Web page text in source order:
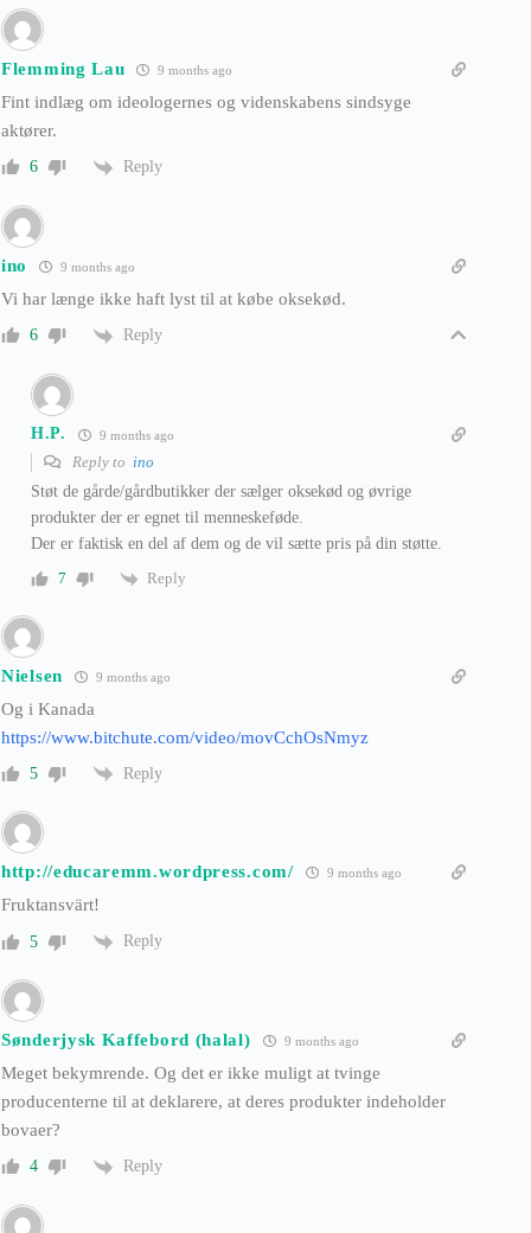
Flemming Lau 9 months ago
Fint indlæg om ideologernes og videnskabens sindsyge
aktører.
6 Reply
ino 9 months ago
Vi har længe ikke haft lyst til at købe oksekød.
6 Reply
H.P. 9 months ago
Reply to ino
Støt de gårde/gårdbutikker der sælger oksekød og øvrige
produkter der er egnet til menneskeføde.
Der er faktisk en del af dem og de vil sætte pris på din støtte.
7
Reply
Nielsen 9 months ago
Og i Kanada
https://www.bitchute.com/video/movCchOsNmyz
5 Reply
http://educaremm.wordpress.com/ 9 months ago
Fruktansvärt!
5 Reply
Sønderjysk Kaffebord (halal) 9 months ago
Meget bekymrende. Og det er ikke muligt at tvinge
producenterne til at deklarere, at deres produkter indeholder
bovaer?
4 Reply